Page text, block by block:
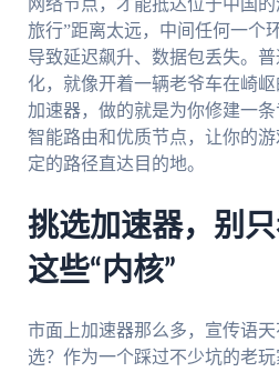
旅行”距离太远，中间任何一个
导致延迟飙升、数据包丢失。
化，就像开着一辆老爷车在崎
加速器，做的就是为你修建一
智能路由和优质节点，让你的
定的路径直达目的地。
挑选加速器，别
这些“内核”
市面上加速器那么多，宣传语
选？作为一个踩过不少坑的老